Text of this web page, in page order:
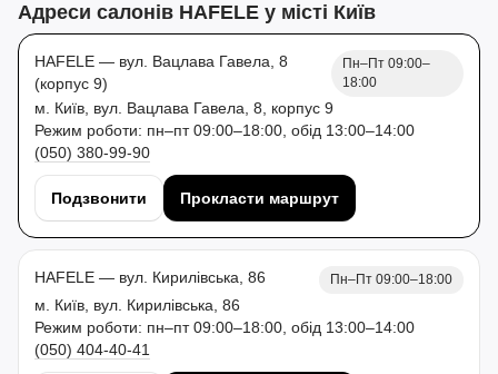
Адреси салонів HAFELE у місті Київ
HAFELE — вул. Вацлава Гавела, 8
(корпус 9)
Пн–Пт 09:00–
18:00
м. Київ, вул. Вацлава Гавела, 8, корпус 9
Режим роботи: пн–пт 09:00–18:00, обід 13:00–14:00
(050) 380-99-90
Подзвонити Прокласти маршрут
HAFELE — вул. Кирилівська, 86 Пн–Пт 09:00–18:00
м. Київ, вул. Кирилівська, 86
Режим роботи: пн–пт 09:00–18:00, обід 13:00–14:00
(050) 404-40-41